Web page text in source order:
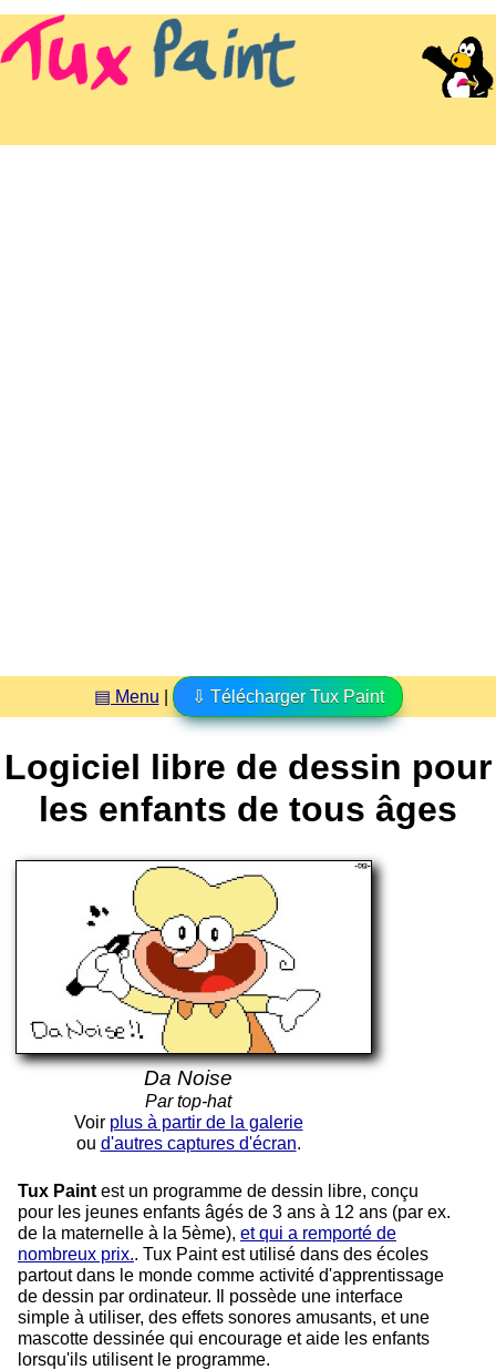
▤ Menu ⇩ Télécharger Tux Paint
Logiciel libre de dessin pour
les enfants de tous âges
Da Noise
Par top-hat
Voir plus à partir de la galerie
ou d'autres captures d'écran.
Tux Paint est un programme de dessin libre, conçu
pour les jeunes enfants âgés de 3 ans à 12 ans (par ex.
de la maternelle à la 5ème), et qui a remporté de
nombreux prix.. Tux Paint est utilisé dans des écoles
partout dans le monde comme activité d'apprentissage
de dessin par ordinateur. Il possède une interface
simple à utiliser, des effets sonores amusants, et une
mascotte dessinée qui encourage et aide les enfants
lorsqu'ils utilisent le programme.